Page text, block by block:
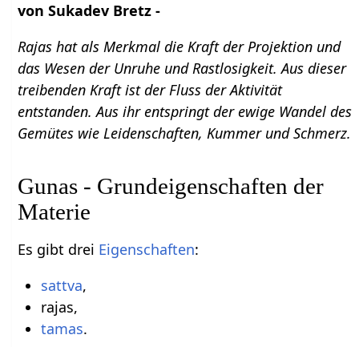
von Sukadev Bretz -
Rajas hat als Merkmal die Kraft der Projektion und
das Wesen der Unruhe und Rastlosigkeit. Aus dieser
treibenden Kraft ist der Fluss der Aktivität
entstanden. Aus ihr entspringt der ewige Wandel des
Gemütes wie Leidenschaften, Kummer und Schmerz.
Gunas - Grundeigenschaften der
Materie
Es gibt drei Eigenschaften:
sattva,
rajas,
tamas.